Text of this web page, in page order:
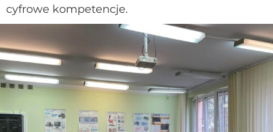
cyfrowe kompetencje.